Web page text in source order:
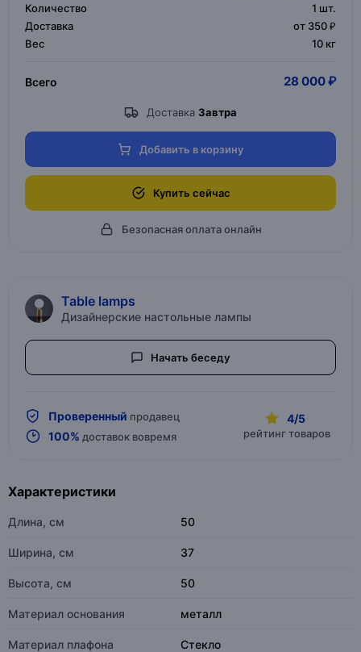
Количество 1 шт.
Доставка
от 350 ₽
Вес
10 кг
Всего 28 000 ₽
Доставка Завтра
Добавить в корзину
Купить сейчас
Безопасная оплата онлайн
Table lamps
Дизайнерские настольные лампы
Начать беседу
Проверенный продавец
100% доставок вовремя
4/5
рейтинг товаров
Характеристики
Длина, см 50
Ширина, см 37
Высота, см 50
Материал основания металл
Материал плафона Стекло